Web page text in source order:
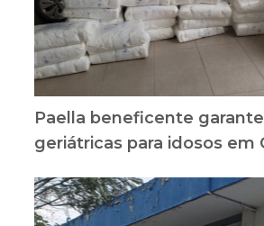
Paella beneficente
geriátricas para idosos em